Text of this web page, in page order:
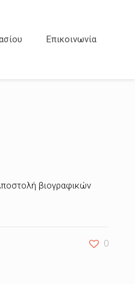
Επικοινωνία
βιογραφικών
0